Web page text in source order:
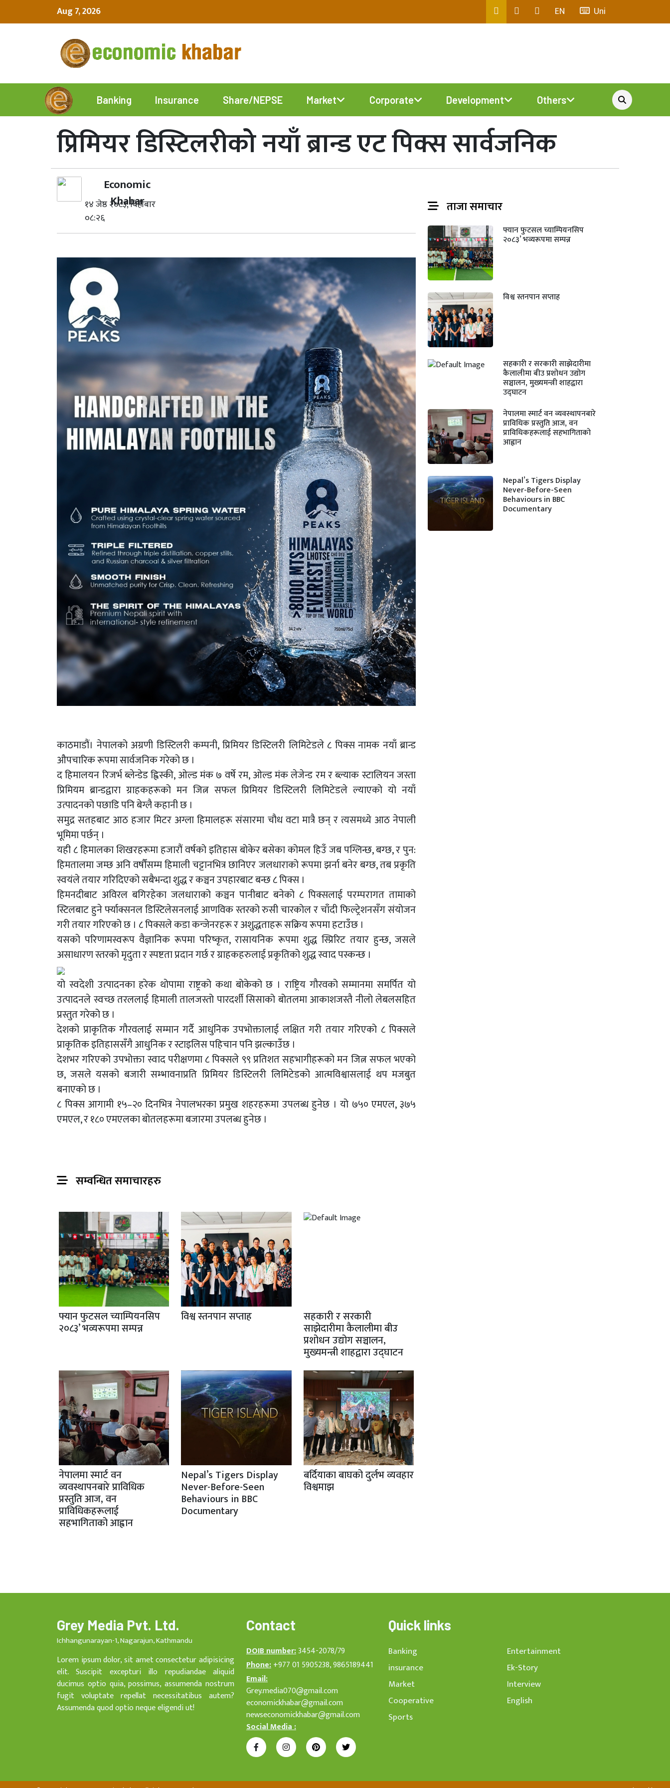
Aug 7, 2026 EN Uni
Banking Insurance Share/NEPSE Market Corporate Development Others
प्रिमियर डिस्टिलरीको नयाँ ब्रान्ड एट पिक्स सार्वजनिक
Economic
Khabar
१४ जेष्ठ २०८३, बिहीबार
०८:२६
काठमाडौं। नेपालको अग्रणी डिस्टिलरी कम्पनी, प्रिमियर डिस्टिलरी लिमिटेडले ८ पिक्स नामक नयाँ ब्रान्ड
औपचारिक रूपमा सार्वजनिक गरेको छ ।
द हिमालयन रिजर्भ ब्लेन्डेड ह्विस्की, ओल्ड मंक ७ वर्षे रम, ओल्ड मंक लेजेन्ड रम र ब्ल्याक स्टालियन जस्ता
प्रिमियम ब्रान्डद्वारा ग्राहकहरूको मन जित्न सफल प्रिमियर डिस्टिलरी लिमिटेडले ल्याएको यो नयाँ
उत्पादनको पछाडि पनि बेग्लै कहानी छ ।
समुद्र सतहबाट आठ हजार मिटर अग्ला हिमालहरू संसारमा चौध वटा मात्रै छन् र त्यसमध्ये आठ नेपाली
भूमिमा पर्छन् ।
यही ८ हिमालका शिखरहरूमा हजारौं वर्षको इतिहास बोकेर बसेका कोमल हिउँ जब पग्लिन्छ, बग्छ, र पुन:
हिमतालमा जम्छ अनि वर्षौंसम्म हिमाली चट्टानभित्र छानिएर जलधाराको रूपमा झर्ना बनेर बग्छ, तब प्रकृति
स्वयंले तयार गरिदिएको सबैभन्दा शुद्ध र कञ्चन उपहारबाट बन्छ ८ पिक्स ।
हिमनदीबाट अविरल बगिरहेका जलधाराको कञ्चन पानीबाट बनेको ८ पिक्सलाई परम्परागत तामाको
स्टिलबाट हुने र्फ्याक्सनल डिस्टिलेसनलाई आणविक स्तरको रुसी चारकोल र चाँदी फिल्ट्रेशनसँग संयोजन
गरी तयार गरिएको छ । ८ पिक्सले कडा कन्जेनरहरू र अशुद्धताहरू सक्रिय रूपमा हटाउँछ ।
यसको परिणामस्वरूप वैज्ञानिक रूपमा परिष्कृत, रासायनिक रूपमा शुद्ध स्प्रिरिट तयार हुन्छ, जसले
असाधारण स्तरको मृदुता र स्पष्टता प्रदान गर्छ र ग्राहकहरुलाई प्रकृतिको शुद्ध स्वाद पस्कन्छ ।
यो स्वदेशी उत्पादनका हरेक थोपामा राष्ट्रको कथा बोकेको छ । राष्ट्रिय गौरवको सम्मानमा समर्पित यो
उत्पादनले स्वच्छ तरललाई हिमाली तालजस्तो पारदर्शी सिसाको बोतलमा आकाशजस्तै नीलो लेबलसहित
प्रस्तुत गरेको छ ।
देशको प्राकृतिक गौरवलाई सम्मान गर्दै आधुनिक उपभोक्तालाई लक्षित गरी तयार गरिएको ८ पिक्सले
प्राकृतिक इतिहाससँगै आधुनिक र स्टाइलिस पहिचान पनि झल्काउँछ ।
देशभर गरिएको उपभोक्ता स्वाद परीक्षणमा ८ पिक्सले ९९ प्रतिशत सहभागीहरूको मन जित्न सफल भएको
छ, जसले यसको बजारी सम्भावनाप्रति प्रिमियर डिस्टिलरी लिमिटेडको आत्मविश्वासलाई थप मजबुत
बनाएको छ ।
८ पिक्स आगामी १५–२० दिनभित्र नेपालभरका प्रमुख शहरहरूमा उपलब्ध हुनेछ । यो ७५० एमएल, ३७५
एमएल, र १८० एमएलका बोतलहरूमा बजारमा उपलब्ध हुनेछ ।
सम्वन्धित समाचारहरु
फ्यान फुटसल च्याम्पियनसिप
२०८३’ भव्यरूपमा सम्पन्न
विश्व स्तनपान सप्ताह सहकारी र सरकारी
साझेदारीमा कैलालीमा बीउ
प्रशोधन उद्योग सञ्चालन,
मुख्यमन्त्री शाहद्वारा उद्घाटन
नेपालमा स्मार्ट वन
व्यवस्थापनबारे प्राविधिक
प्रस्तुति आज, वन
प्राविधिकहरूलाई
सहभागिताको आह्वान
Nepal’s Tigers Display
Never-Before-Seen
Behaviours in BBC
Documentary
बर्दियाका बाघको दुर्लभ व्यवहार
विश्वमाझ
ताजा समाचार
फ्यान फुटसल च्याम्पियनसिप
२०८३’ भव्यरूपमा सम्पन्न
विश्व स्तनपान सप्ताह
सहकारी र सरकारी साझेदारीमा
कैलालीमा बीउ प्रशोधन उद्योग
सञ्चालन, मुख्यमन्त्री शाहद्वारा
उद्घाटन
नेपालमा स्मार्ट वन व्यवस्थापनबारे
प्राविधिक प्रस्तुति आज, वन
प्राविधिकहरूलाई सहभागिताको
आह्वान
Nepal’s Tigers Display
Never-Before-Seen
Behaviours in BBC
Documentary
Grey Media Pvt. Ltd.
Ichhangunarayan-1, Nagarajun, Kathmandu
Lorem ipsum dolor, sit amet consectetur adipisicing
elit. Suscipit excepturi illo repudiandae aliquid
ducimus optio quia, possimus, assumenda nostrum
fugit voluptate repellat necessitatibus autem?
Assumenda quod optio neque eligendi ut!
Contact
DOIB number:3454-2078/79
Phone:+977 01 5905238, 9865189441
Email:
Grey.media070@gmail.com
economickhabar@gmail.com
newseconomickhabar@gmail.com
Social Media :
Quick links
Banking
insurance
Market
Cooperative
Sports
Entertainment
Ek-Story
Interview
English